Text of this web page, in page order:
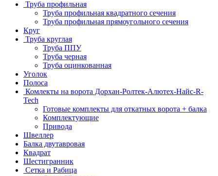
Труба профильная
Труба профильная квадратного сечения
Труба профильная прямоугольного сечения
Круг
Труба круглая
Труба ППУ
Труба черная
Труба оцинкованная
Уголок
Полоса
Комлекты на ворота Дорхан-Ролтек-Алютех-Найс-R-
Tech
Готовые комплекты для откатных ворота + балка
Комплектующие
Привода
Швеллер
Балка двутавровая
Квадрат
Шестигранник
Сетка и Рабица